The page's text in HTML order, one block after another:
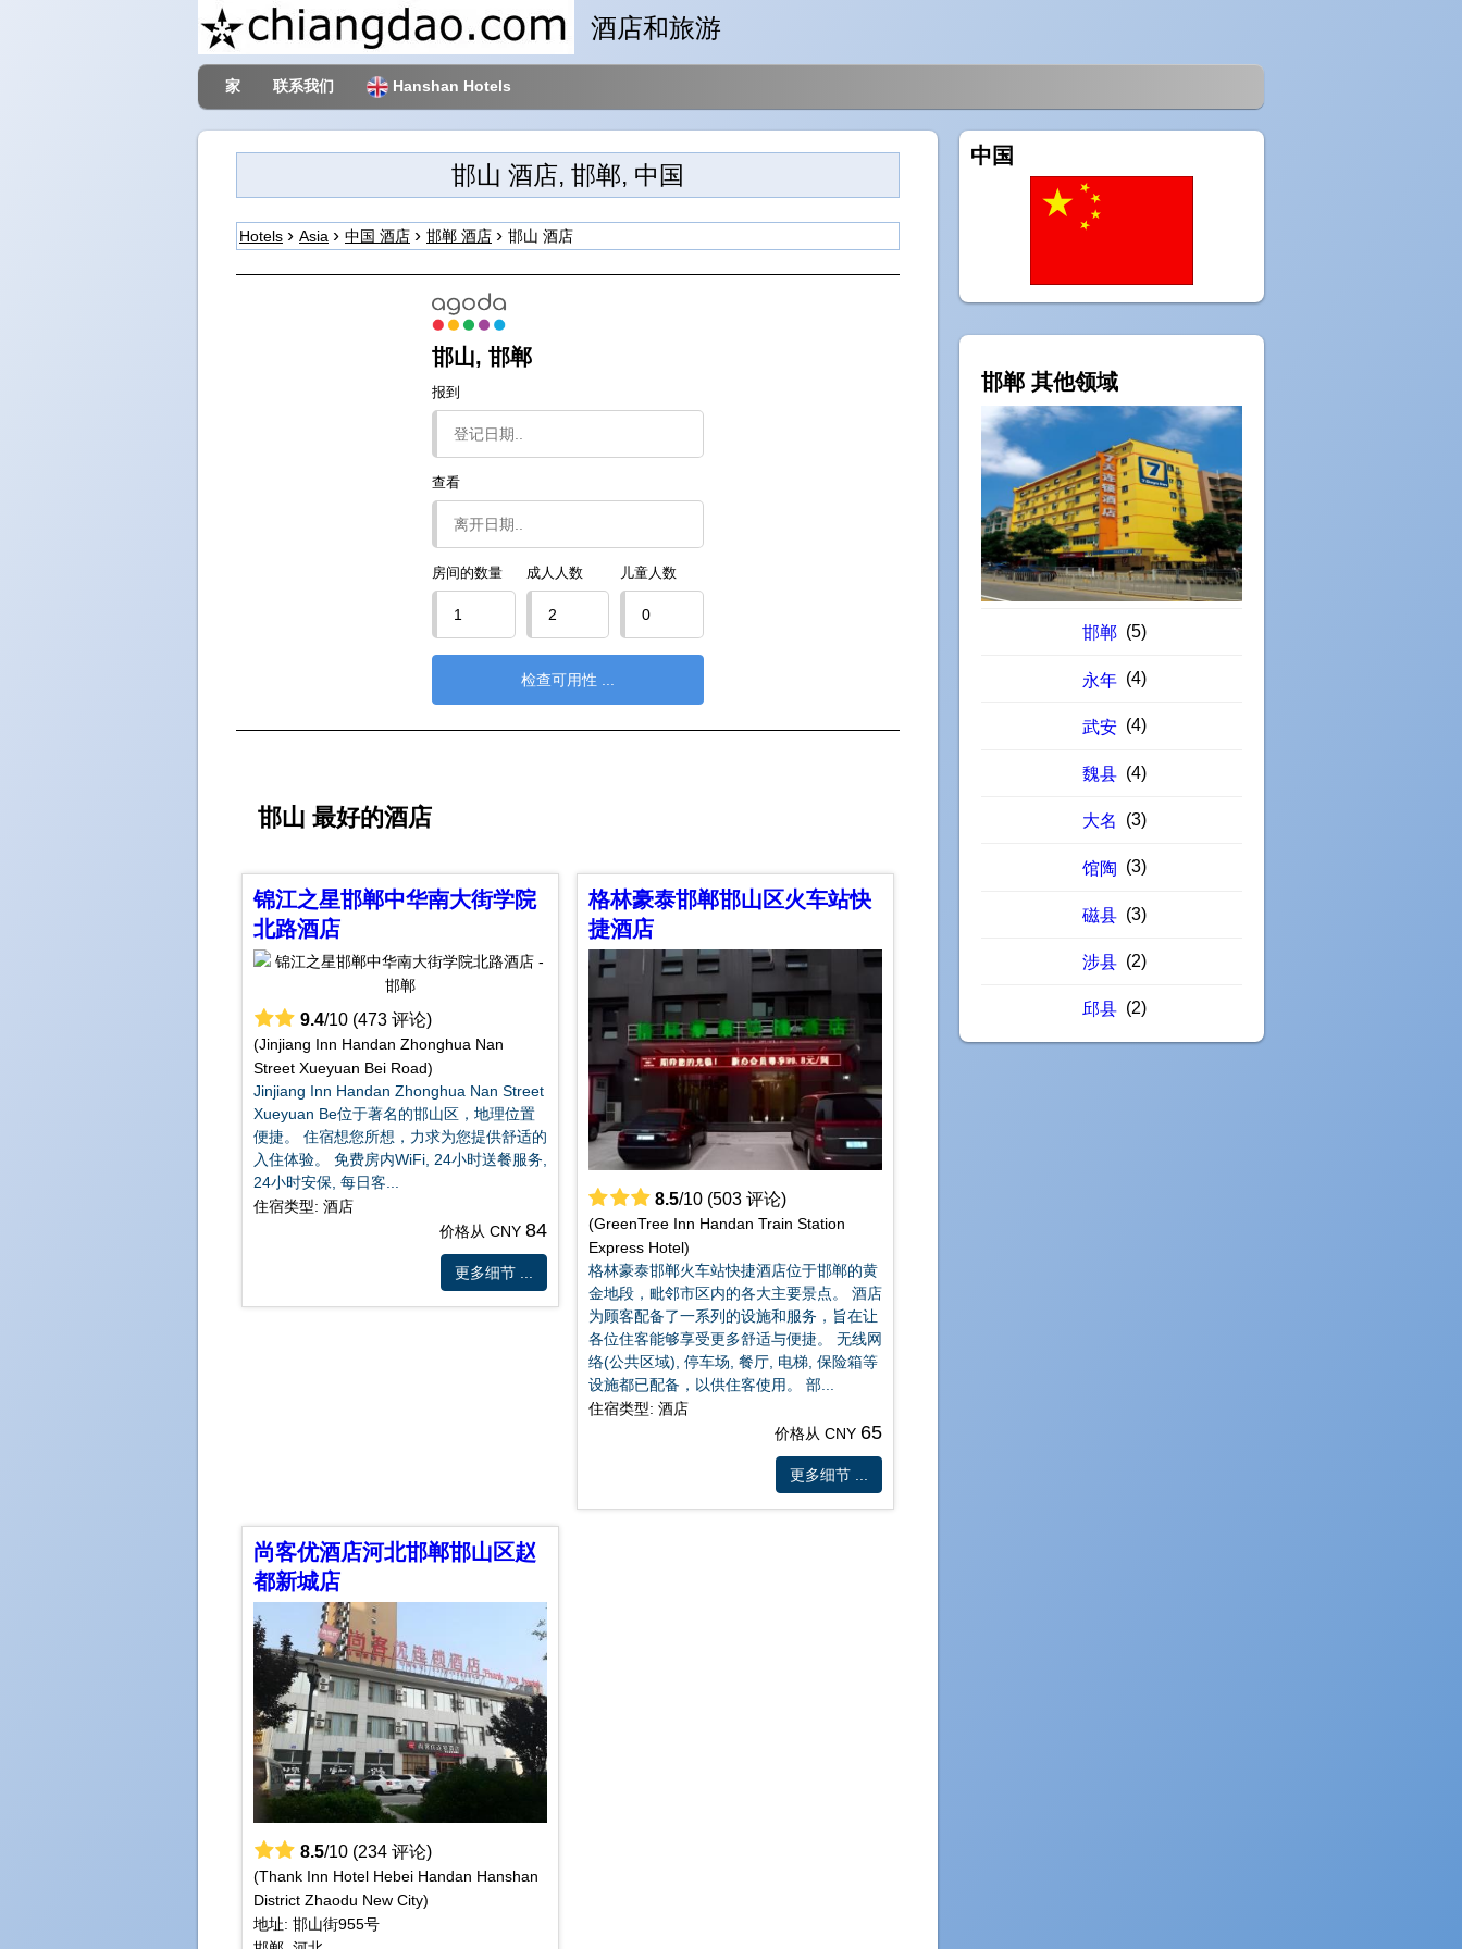
酒店和旅游
家 联系我们 Hanshan Hotels
邯山 酒店, 邯郸, 中国
Hotels Asia 中国 酒店 邯郸 酒店 邯山 酒店
邯山, 邯郸
报到
查看
房间的数量 成人人数 儿童人数
邯山 最好的酒店
锦江之星邯郸中华南大街学院
北路酒店
9.4/10 (473 评论)
(Jinjiang Inn Handan Zhonghua Nan
Street Xueyuan Bei Road)
Jinjiang Inn Handan Zhonghua Nan Street
Xueyuan Be位于著名的邯山区，地理位置
便捷。 住宿想您所想，力求为您提供舒适的
入住体验。 免费房内WiFi, 24小时送餐服务,
24小时安保, 每日客...
住宿类型: 酒店
价格从 CNY84
更多细节 ...
格林豪泰邯郸邯山区火车站快
捷酒店
8.5/10 (503 评论)
(GreenTree Inn Handan Train Station
Express Hotel)
格林豪泰邯郸火车站快捷酒店位于邯郸的黄
金地段，毗邻市区内的各大主要景点。 酒店
为顾客配备了一系列的设施和服务，旨在让
各位住客能够享受更多舒适与便捷。 无线网
络(公共区域), 停车场, 餐厅, 电梯, 保险箱等
设施都已配备，以供住客使用。 部...
住宿类型: 酒店
价格从 CNY 65
更多细节 ...
尚客优酒店河北邯郸邯山区赵
都新城店
8.5/10 (234 评论)
(Thank Inn Hotel Hebei Handan Hanshan
District Zhaodu New City)
地址: 邯山街955号
中国
邯郸 其他领域
邯郸 (5)
永年 (4)
武安 (4)
魏县 (4)
大名 (3)
馆陶 (3)
磁县 (3)
涉县 (2)
邱县 (2)